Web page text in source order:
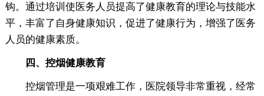
钩。通过培训使医务人员提高了健康教育的理论与技能水
平，丰富了自身健康知识，促进了健康行为，增强了医务
人员的健康素质。
四、控烟健康教育
控烟管理是一项艰难工作，医院领导非常重视，经常